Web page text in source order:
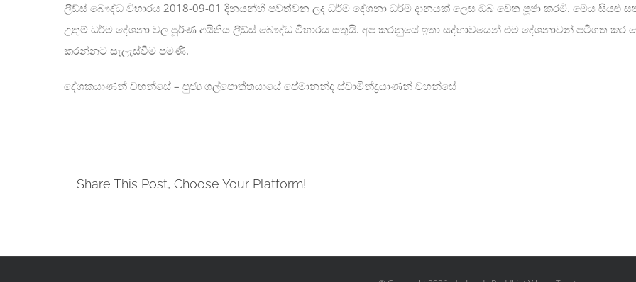
ලීඩ්ස් බෞද්ධ විහාරය 2018-09-01 දිනයන්හී පවත්වන ලද ධර්ම දේශනා ධර්ම දානයක් ලෙස ඔබ වෙත පූජා කරමි. මෙය සියළු
උතුම් ධර්ම දේශනා වල පූර්ණ අයිතිය ලීඩ්ස් බෞද්ධ විහාරය සතුයි. අප කරනුයේ ඉතා සද්භාවයෙන් එම දේශනාවන් පටිගත කර
කරන්නට සැලැස්වීම පමණි.
දේශකයාණන් වහන්සේ – පුජ්‍ය ගල්පොත්තයායේ පේමානන්ද ස්වාමින්ද්‍රයාණන් වහන්සේ
Share This Post, Choose Your Platform!